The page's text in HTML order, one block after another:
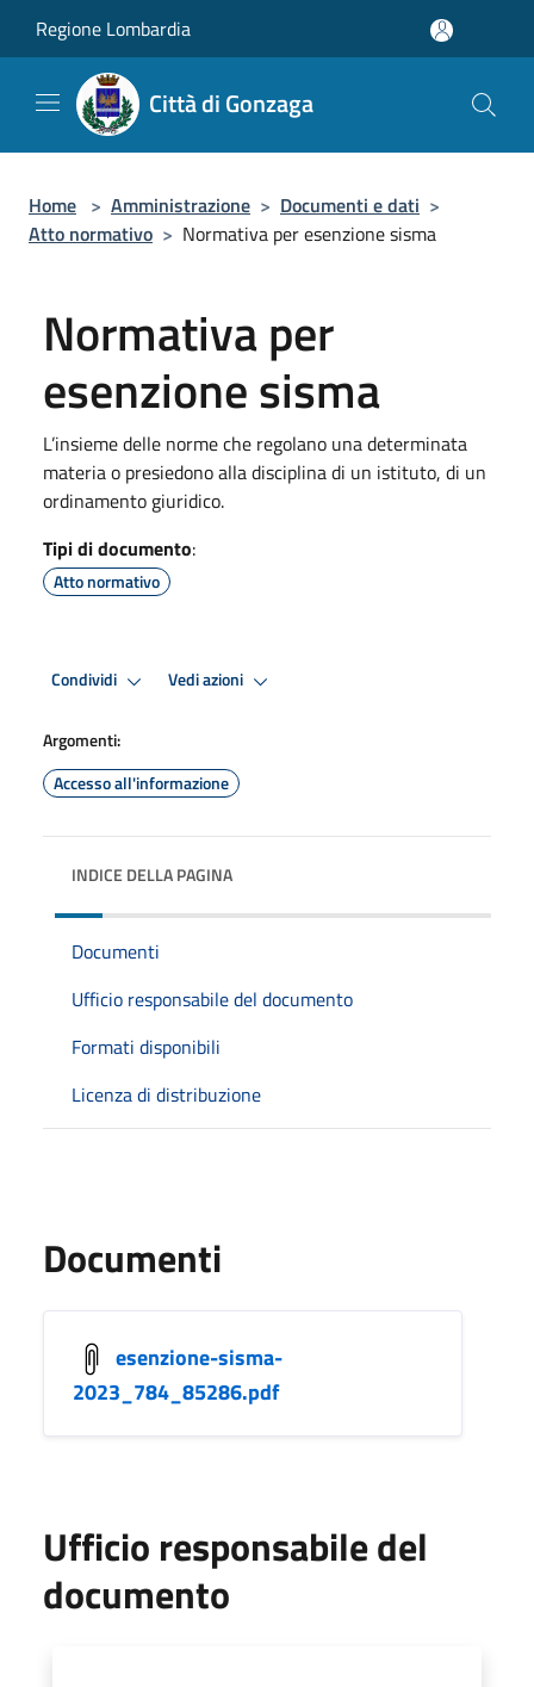
Regione Lombardia
Città di Gonzaga
Home > Amministrazione > Documenti e dati >
Atto normativo > Normativa per esenzione sisma
Normativa per
esenzione sisma
L’insieme delle norme che regolano una determinata
materia o presiedono alla disciplina di un istituto, di un
ordinamento giuridico.
Tipi di documento:
Atto normativo
Condividi Vedi azioni
Argomenti:
Accesso all'informazione
INDICE DELLA PAGINA
Documenti
Ufficio responsabile del documento
Formati disponibili
Licenza di distribuzione
Documenti
esenzione-sisma-
2023_784_85286.pdf
Ufficio responsabile del
documento